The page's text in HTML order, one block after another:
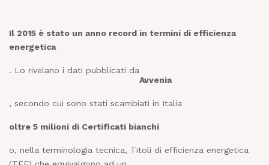
CONTATTI
Il 2015 è stato un anno record in termini di efficienza
energetica
. Lo rivelano i dati pubblicati da
Avvenia
, secondo cui sono stati scambiati in Italia
oltre 5 milioni di Certificati bianchi
o, nella terminologia tecnica, Titoli di efficienza energetica